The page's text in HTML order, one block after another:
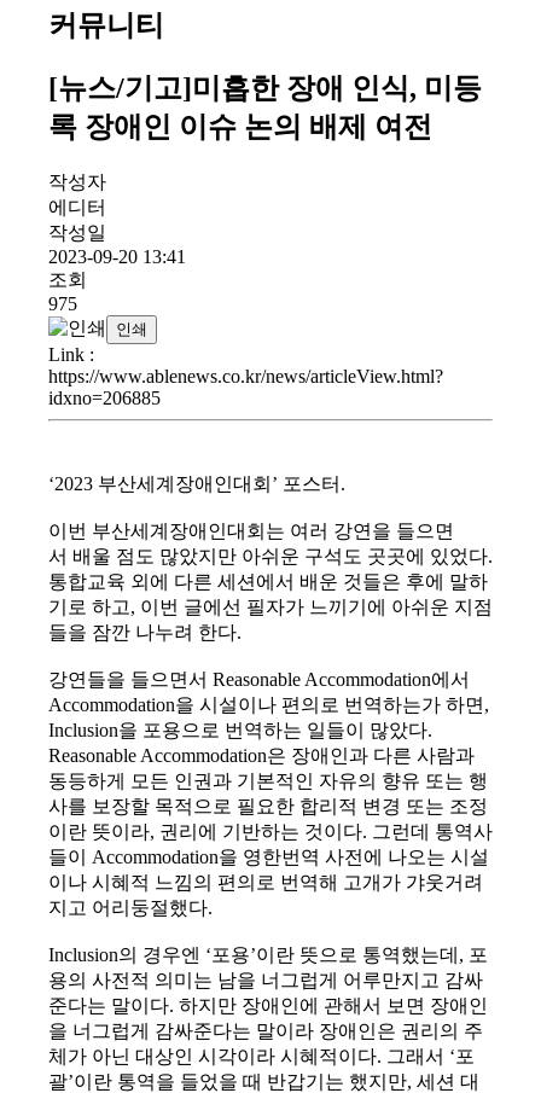
커뮤니티
[뉴스/기고]미흡한 장애 인식, 미등
록 장애인 이슈 논의 배제 여전
작성자
에디터
작성일
2023-09-20 13:41
조회
975
인쇄
Link :
https://www.ablenews.co.kr/news/articleView.html?
idxno=206885
‘2023 부산세계장애인대회’ 포스터.
이번 부산세계장애인대회는 여러 강연을 들으면
서 배울 점도 많았지만 아쉬운 구석도 곳곳에 있었다.
통합교육 외에 다른 세션에서 배운 것들은 후에 말하
기로 하고, 이번 글에선 필자가 느끼기에 아쉬운 지점
들을 잠깐 나누려 한다.
강연들을 들으면서 Reasonable Accommodation에서
Accommodation을 시설이나 편의로 번역하는가 하면,
Inclusion을 포용으로 번역하는 일들이 많았다.
Reasonable Accommodation은 장애인과 다른 사람과
동등하게 모든 인권과 기본적인 자유의 향유 또는 행
사를 보장할 목적으로 필요한 합리적 변경 또는 조정
이란 뜻이라, 권리에 기반하는 것이다. 그런데 통역사
들이 Accommodation을 영한번역 사전에 나오는 시설
이나 시혜적 느낌의 편의로 번역해 고개가 갸웃거려
지고 어리둥절했다.
Inclusion의 경우엔 ‘포용’이란 뜻으로 통역했는데, 포
용의 사전적 의미는 남을 너그럽게 어루만지고 감싸
준다는 말이다. 하지만 장애인에 관해서 보면 장애인
을 너그럽게 감싸준다는 말이라 장애인은 권리의 주
체가 아닌 대상인 시각이라 시혜적이다. 그래서 ‘포
괄’이란 통역을 들었을 때 반갑기는 했지만, 세션 대